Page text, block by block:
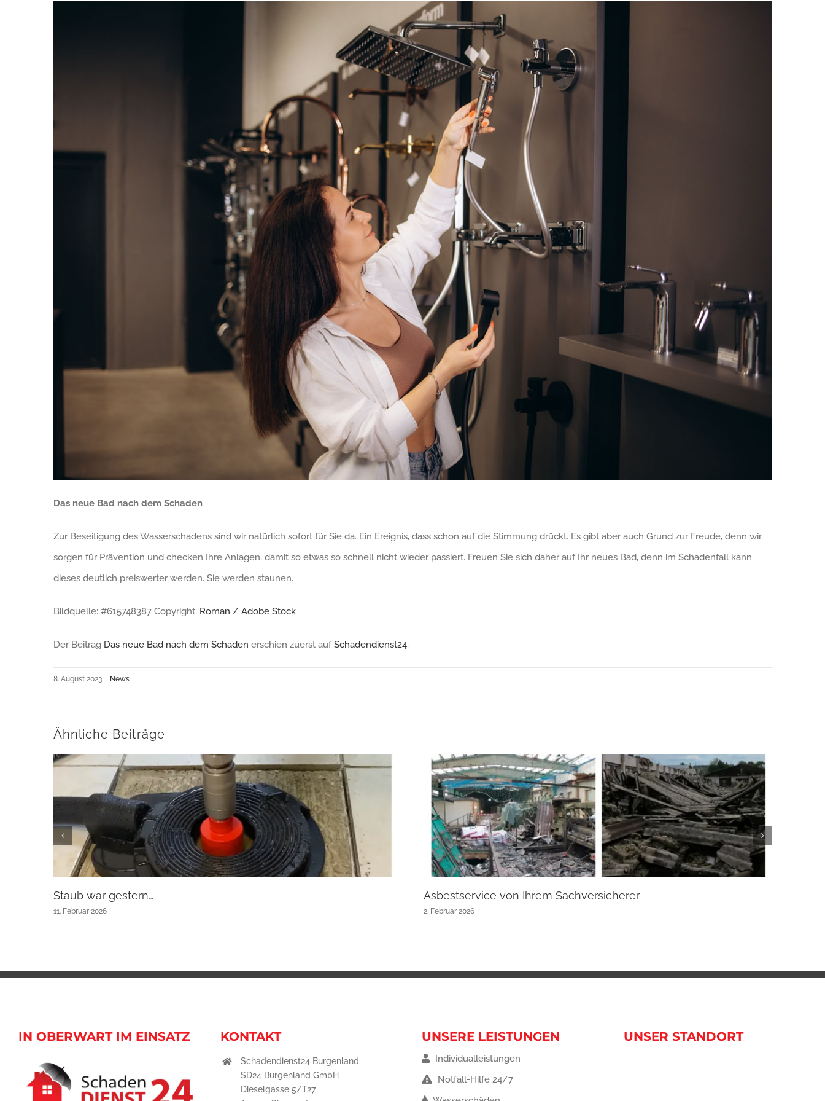
Das neue Bad nach dem Schaden
Zur Beseitigung des Wasserschadens sind wir natürlich sofort für Sie da. Ein Ereignis, dass schon auf die Stimmung drückt. Es gibt aber auch Grund zur Freude, denn wir
sorgen für Prävention und checken Ihre Anlagen, damit so etwas so schnell nicht wieder passiert. Freuen Sie sich daher auf Ihr neues Bad, denn im Schadenfall kann
dieses deutlich preiswerter werden. Sie werden staunen.
Bildquelle: #615748387 Copyright: Roman / Adobe Stock
Der Beitrag Das neue Bad nach dem Schaden erschien zuerst aufSchadendienst24.
8. August 2023 News
Ähnliche Beiträge
Staub war gestern…
11. Februar 2026
Asbestservice von Ihrem Sachversicherer
2. Februar 2026
IN OBERWART IM EINSATZ KONTAKT
Schadendienst24 Burgenland
SD24 Burgenland GmbH
Dieselgasse 5/T27
UNSERE LEISTUNGEN
Individualleistungen
Notfall-Hilfe 24/7
UNSER STANDORT